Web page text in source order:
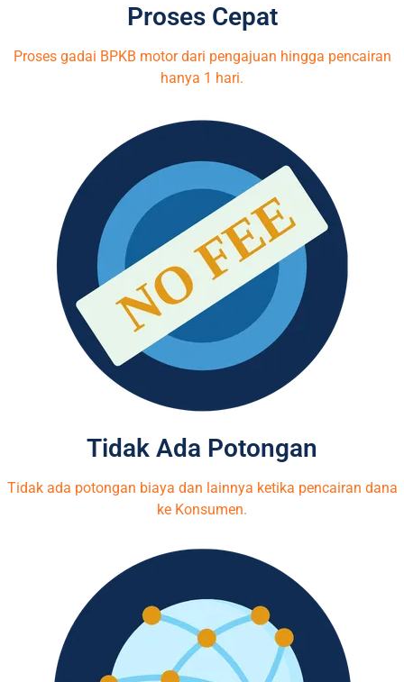
Proses Cepat
Proses gadai BPKB motor dari pengajuan hingga pencairan
hanya 1 hari.
Tidak Ada Potongan
Tidak ada potongan biaya dan lainnya ketika pencairan dana
ke Konsumen.